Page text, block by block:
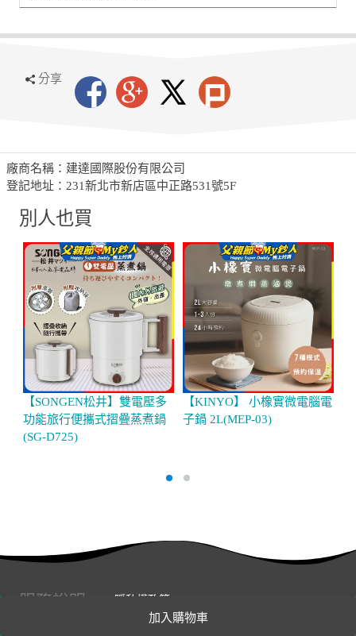
加入購物車
分享
廠商名稱：建達國際股份有限公司
登記地址：231新北市新店區中正路531號5F
別人也買
【SONGEN松井】雙電壓多
功能旅行便攜式摺疊蒸煮鍋
(SG-D725)
【KINYO】 小橡實微電腦電
子鍋 2L(MEP-03)
服務說明
隱私權政策
服務條款